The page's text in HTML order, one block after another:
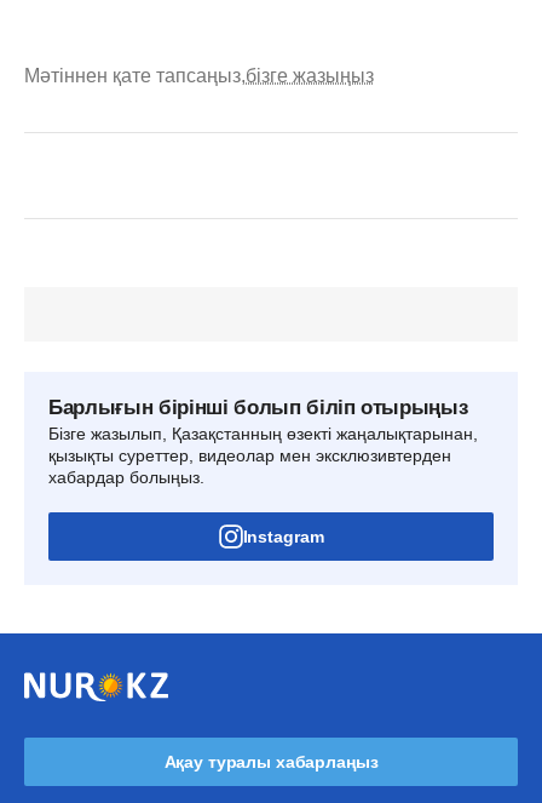
Мәтіннен қате тапсаңыз,бізге жазыңыз
Барлығын бірінші болып біліп отырыңыз
Бізге жазылып, Қазақстанның өзекті жаңалықтарынан,
қызықты суреттер, видеолар мен эксклюзивтерден
хабардар болыңыз.
Instagram
Ақау туралы хабарлаңыз